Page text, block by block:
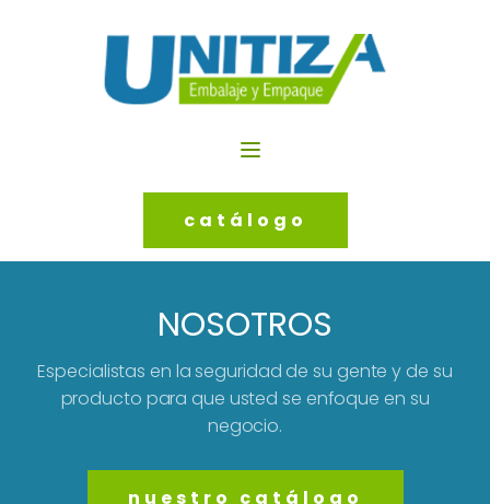
catálogo
NOSOTROS
Especialistas en la seguridad de su gente y de su
producto para que usted se enfoque en su
negocio.
nuestro catálogo